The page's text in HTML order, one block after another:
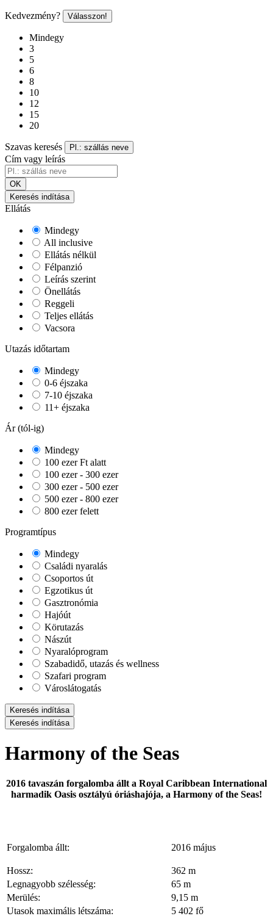
Kedvezmény? Válasszon!
Mindegy
3
5
6
8
10
12
15
20
Szavas keresés Pl.: szállás neve
Cím vagy leírás
OK
Keresés indítása
Ellátás
Mindegy
All inclusive
Ellátás nélkül
Félpanzió
Leírás szerint
Önellátás
Reggeli
Teljes ellátás
Vacsora
Utazás időtartam
Mindegy
0-6 éjszaka
7-10 éjszaka
11+ éjszaka
Ár (tól-ig)
Mindegy
100 ezer Ft alatt
100 ezer - 300 ezer
300 ezer - 500 ezer
500 ezer - 800 ezer
800 ezer felett
Programtípus
Mindegy
Családi nyaralás
Csoportos út
Egzotikus út
Gasztronómia
Hajóút
Körutazás
Nászút
Nyaralóprogram
Szabadidő, utazás és wellness
Szafari program
Városlátogatás
Keresés indítása
Keresés indítása
Harmony of the Seas
2016 tavaszán forgalomba állt a Royal Caribbean International
harmadik Oasis osztályú óriáshajója, a Harmony of the Seas!
Forgalomba állt: 2016 május
Hossz:
362 m
Legnagyobb szélesség:
65 m
Merülés:
9,15 m
Utasok maximális létszáma:
5 402 fő